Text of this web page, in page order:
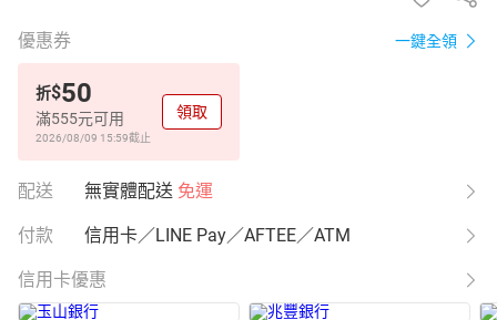
優惠券 一鍵全領
折$50
滿555元可用
2026/08/09 15:59截止
領取
配送 無實體配送 免運
付款 信用卡／LINE Pay／AFTEE／ATM
信用卡優惠